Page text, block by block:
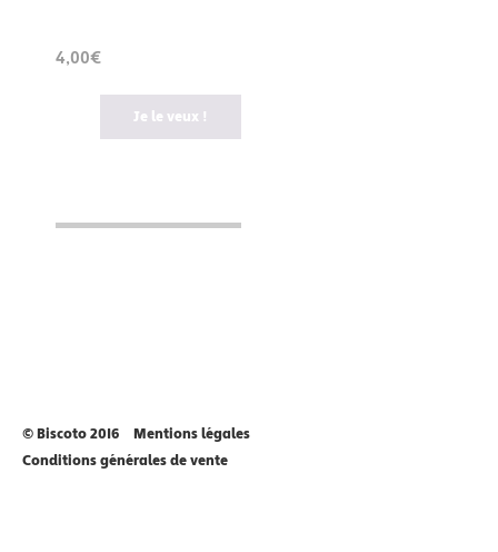
4,00€
Je le veux !
© Biscoto 2016
Mentions légales
Conditions générales de vente